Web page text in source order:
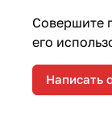
Совершите
его
Написать